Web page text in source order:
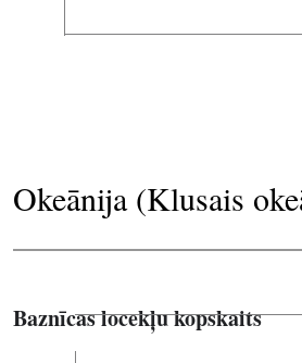
Okeānija (Klusais
Baznīcas locekļu kopskaits